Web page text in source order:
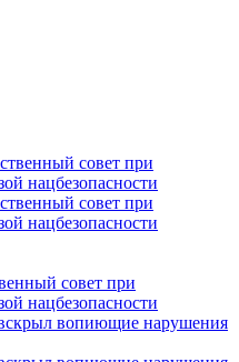
совет при
нацбезопасности